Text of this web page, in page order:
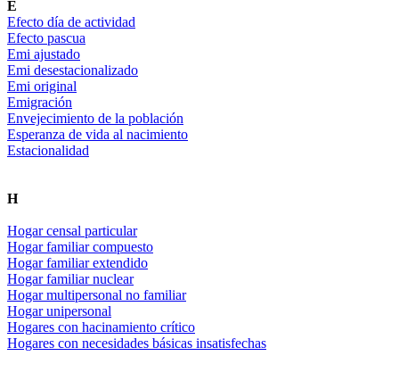
E
Efecto día de actividad
Efecto pascua
Emi ajustado
Emi desestacionalizado
Emi original
Emigración
Envejecimiento de la población
Esperanza de vida al nacimiento
Estacionalidad
H
Hogar censal particular
Hogar familiar compuesto
Hogar familiar extendido
Hogar familiar nuclear
Hogar multipersonal no familiar
Hogar unipersonal
Hogares con hacinamiento crítico
Hogares con necesidades básicas insatisfechas